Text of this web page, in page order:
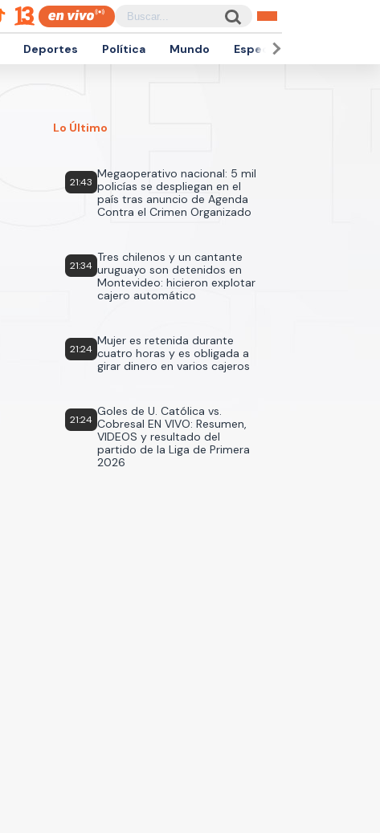
Deportes Política Mundo Espectáculos
Lo Último
21:43
Megaoperativo nacional: 5 mil
policías se despliegan en el
país tras anuncio de Agenda
Contra el Crimen Organizado
21:34
Tres chilenos y un cantante
uruguayo son detenidos en
Montevideo: hicieron explotar
cajero automático
21:24
Mujer es retenida durante
cuatro horas y es obligada a
girar dinero en varios cajeros
21:24
Goles de U. Católica vs.
Cobresal EN VIVO: Resumen,
VIDEOS y resultado del
partido de la Liga de Primera
2026